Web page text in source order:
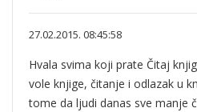
27.02.2015. 08:45:58
Hvala svima koji prate Čitaj
vole knjige, čitanje i odlazak u
tome da ljudi danas sve manje